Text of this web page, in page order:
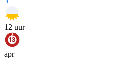
12 uur
apr